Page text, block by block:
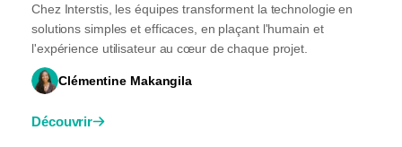
Chez Interstis, les équipes transforment la technologie en
solutions simples et efficaces, en plaçant l'humain et
l'expérience utilisateur au cœur de chaque projet.
Clémentine Makangila
Découvrir